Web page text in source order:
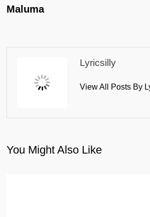
Maluma
Lyricsilly
View All Posts By
You Might Also Like